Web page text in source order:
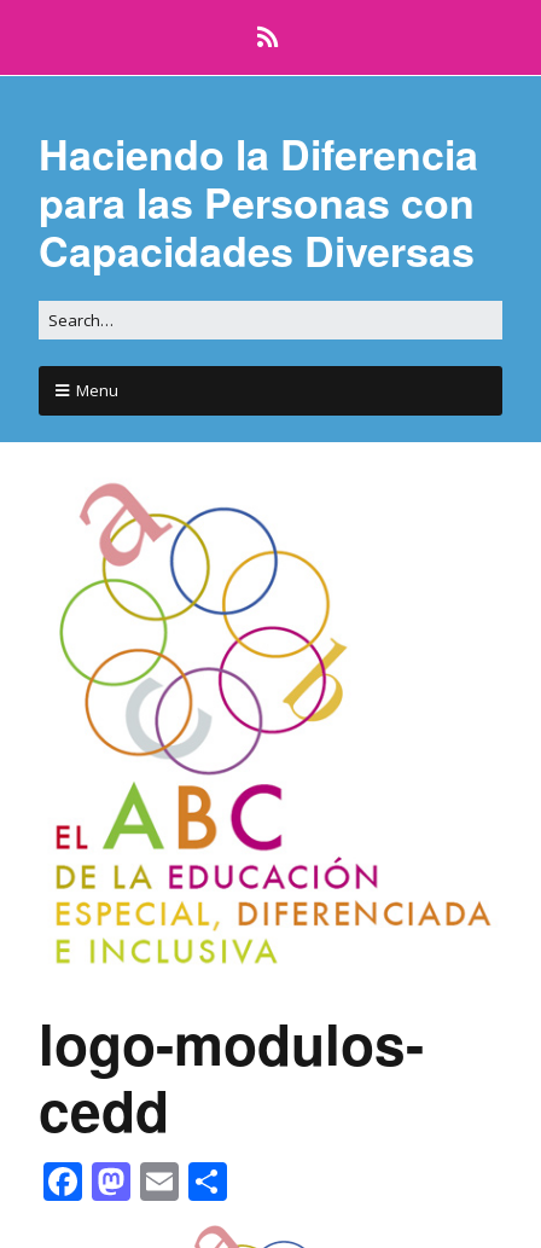
Haciendo la Diferencia
para las Personas con
Capacidades Diversas
Menu
logo-modulos-
cedd
Facebook
Mastodon
Email